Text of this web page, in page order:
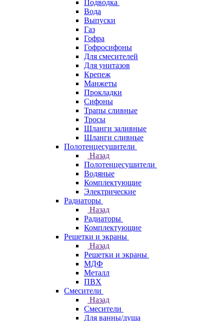
Подводка
Вода
Выпуски
Газ
Гофра
Гофросифоны
Для смесителей
Для унитазов
Крепеж
Манжеты
Прокладки
Сифоны
Трапы сливные
Тросы
Шланги заливные
Шланги сливные
Полотенцесушители
Назад
Полотенцесушители
Водяные
Комплектующие
Электрические
Радиаторы
Назад
Радиаторы
Комплектующие
Решетки и экраны
Назад
Решетки и экраны
МДФ
Металл
ПВХ
Смесители
Назад
Смесители
Для ванны/душа